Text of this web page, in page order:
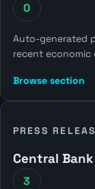
0
Auto-generated
recent economic
Browse section
PRESS
Central
3